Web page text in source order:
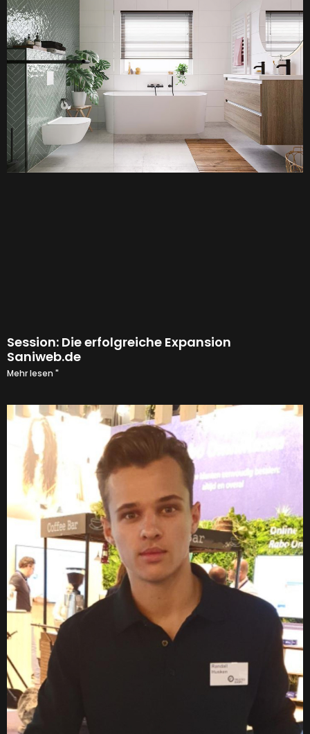
Session: Die erfolgreiche Expansion
Saniweb.de
Mehr lesen "